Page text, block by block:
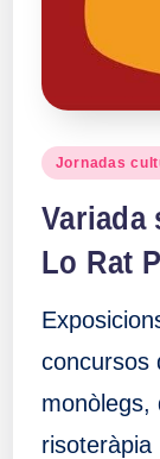
Publicado
Jornadas
Variada
Lo Rat
concursos
monòlegs,